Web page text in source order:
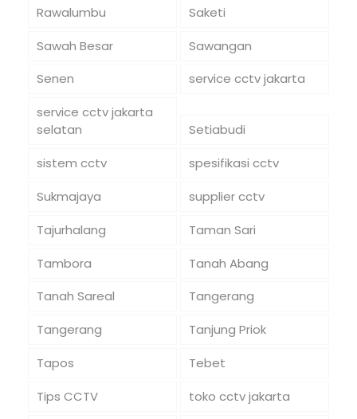
Rawalumbu
Saketi
Sawah Besar
Sawangan
Senen
service cctv jakarta
service cctv jakarta
selatan
Setiabudi
sistem cctv
spesifikasi cctv
Sukmajaya
supplier cctv
Tajurhalang
Taman Sari
Tambora
Tanah Abang
Tanah Sareal
Tangerang
Tangerang
Tanjung Priok
Tapos
Tebet
Tips CCTV
toko cctv jakarta